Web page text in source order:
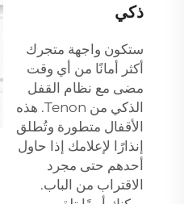
ذكي
ستكون واجهة متجرك
أكثر أمانًا من أي وقت
مضى مع نظام القفل
الذكي من Tenon. هذه
الأقفال متطورة وتُطلق
إنذارًا لإعلامك إذا حاول
أحدهم حتى مجرد
الاقتراب من الباب.